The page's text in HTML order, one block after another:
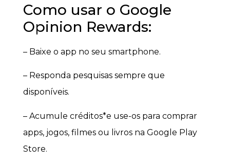
Como usar o Google
Opinion Rewards:
– Baixe o app no seu smartphone.
– Responda pesquisas sempre que
disponíveis.
– Acumule créditos*e use-os para comprar
apps, jogos, filmes ou livros na Google Play
Store.